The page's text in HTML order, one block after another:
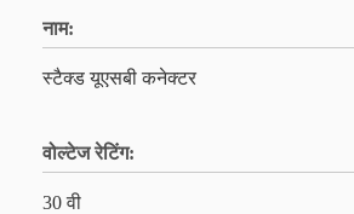
नाम:
स्टैक्ड यूएसबी कनेक्टर
वोल्टेज रेटिंग:
30 वी